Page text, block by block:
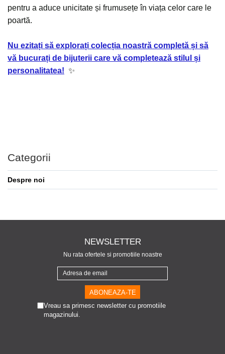
pentru a aduce unicitate și frumusețe în viața celor care le
poartă.
Nu ezitați să explorați colecția noastră completă și să
vă bucurați de bijuterii care vă completează stilul și
personalitatea! ✨
Categorii
Despre noi
NEWSLETTER
Nu rata ofertele si promotiile noastre
Vreau sa primesc newsletter cu promotiile
magazinului.